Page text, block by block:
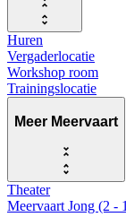
Huren
Vergaderlocatie
Workshop room
Trainingslocatie
Meer Meervaart
Theater
Meervaart Jong (2 -